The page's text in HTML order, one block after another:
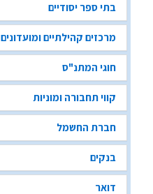
בתי ספר יסודיים
מרכזים קהילתיים ומועדונים
חוגי המתנ"ס
קווי תחבורה ומוניות
חברת החשמל
בנקים
דואר